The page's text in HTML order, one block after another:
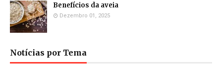
Benefícios da aveia
Dezembro 01, 2025
Notícias por Tema